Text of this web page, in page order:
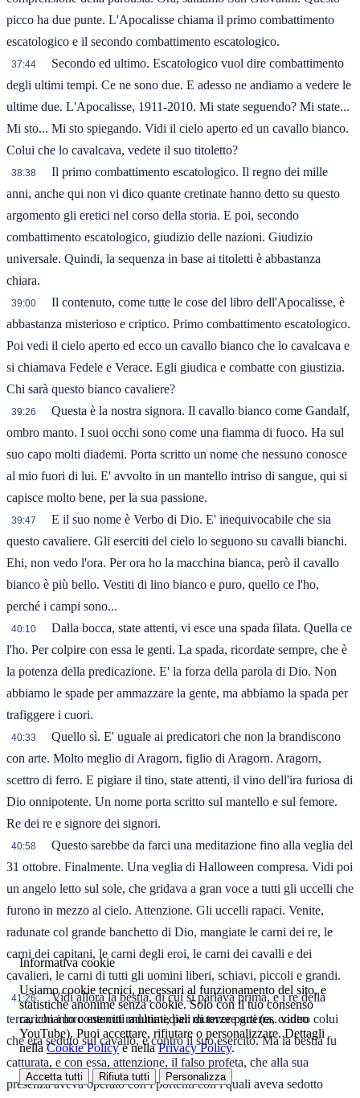
picco ha due punte. L'Apocalisse chiama il primo combattimento
escatologico e il secondo combattimento escatologico.
37:44
Secondo ed ultimo. Escatologico vuol dire combattimento
degli ultimi tempi. Ce ne sono due. E adesso ne andiamo a vedere le
ultime due. L'Apocalisse, 1911-2010. Mi state seguendo? Mi state...
Mi sto... Mi sto spiegando. Vidi il cielo aperto ed un cavallo bianco.
Colui che lo cavalcava, vedete il suo titoletto?
38:38
Il primo combattimento escatologico. Il regno dei mille
anni, anche qui non vi dico quante cretinate hanno detto su questo
argomento gli eretici nel corso della storia. E poi, secondo
combattimento escatologico, giudizio delle nazioni. Giudizio
universale. Quindi, la sequenza in base ai titoletti è abbastanza
chiara.
39:00
Il contenuto, come tutte le cose del libro dell'Apocalisse, è
abbastanza misterioso e criptico. Primo combattimento escatologico.
Poi vedi il cielo aperto ed ecco un cavallo bianco che lo cavalcava e
si chiamava Fedele e Verace. Egli giudica e combatte con giustizia.
Chi sarà questo bianco cavaliere?
39:26
Questa è la nostra signora. Il cavallo bianco come Gandalf,
ombro manto. I suoi occhi sono come una fiamma di fuoco. Ha sul
suo capo molti diademi. Porta scritto un nome che nessuno conosce
al mio fuori di lui. E' avvolto in un mantello intriso di sangue, qui si
capisce molto bene, per la sua passione.
39:47
E il suo nome è Verbo di Dio. E' inequivocabile che sia
questo cavaliere. Gli eserciti del cielo lo seguono su cavalli bianchi.
Ehi, non vedo l'ora. Per ora ho la macchina bianca, però il cavallo
bianco è più bello. Vestiti di lino bianco e puro, quello ce l'ho,
perché i campi sono...
40:10
Dalla bocca, state attenti, vi esce una spada filata. Quella ce
l'ho. Per colpire con essa le genti. La spada, ricordate sempre, che è
la potenza della predicazione. E' la forza della parola di Dio. Non
abbiamo le spade per ammazzare la gente, ma abbiamo la spada per
trafiggere i cuori.
40:33
Quello sì. E' uguale ai predicatori che non la brandiscono
con arte. Molto meglio di Aragorn, figlio di Aragorn. Aragorn,
scettro di ferro. E pigiare il tino, state attenti, il vino dell'ira furiosa di
Dio onnipotente. Un nome porta scritto sul mantello e sul femore.
Re dei re e signore dei signori.
40:58
Questo sarebbe da farci una meditazione fino alla veglia del
31 ottobre. Finalmente. Una veglia di Halloween compresa. Vidi poi
un angelo letto sul sole, che gridava a gran voce a tutti gli uccelli che
furono in mezzo al cielo. Attenzione. Gli uccelli rapaci. Venite,
radunate col grande banchetto di Dio, mangiate le carni dei re, le
carni dei capitani, le carni degli eroi, le carni dei cavalli e dei
cavalieri, le carni di tutti gli uomini liberi, schiavi, piccoli e grandi.
41:26
Vidi allora la bestia, di cui si parlava prima, e i re della
terra, con i loro eserciti radunati, per muovere guerra, contro colui
che era seduto sul cavallo, e contro il suo esercito. Ma la bestia fu
catturata, e con essa, attenzione, il falso profeta, che alla sua
presenza aveva operato con i portenti con i quali aveva sedotto
Informativa cookie
Usiamo cookie tecnici, necessari al funzionamento del sito, e
statistiche anonime senza cookie. Solo con il tuo consenso
carichiamo contenuti multimediali di terze parti (es. video
YouTube). Puoi accettare, rifiutare o personalizzare. Dettagli
nellaCookie Policye nellaPrivacy Policy.
Accetta tutti Rifiuta tutti Personalizza